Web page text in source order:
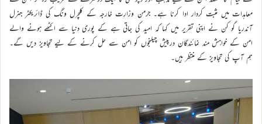
معاہدات میں مثبت کردار ادا کرنا ہے۔ جرمن وزارت خارجہ کے کلچرل ونگ کی ڈائریکٹر جنرل
آندریا گو کن نے اپنی تقریر میں کہا کہ امید کی جاتی ہے کے پوری دنیا سے اکٹھے ہونے والے
امن کے خواہش مند نمائندگان درپیش چیلنجوں کو امن سے حل کرنے کے لیے تجاویز دیں گے۔
ہم آپ کی تجاویز کے منتظر ہیں۔